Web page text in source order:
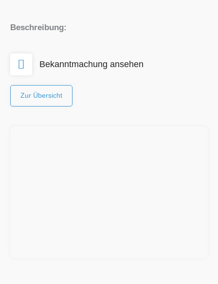
Beschreibung:
Bekanntmachung ansehen
Zur Übersicht